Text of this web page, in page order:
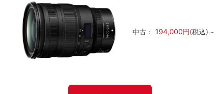
中古： 194,000円(税込)～